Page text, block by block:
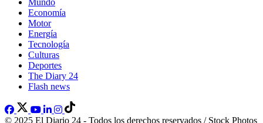
Mundo
Economía
Motor
Energía
Tecnología
Culturas
Deportes
The Diary 24
Flash news
© 2025 El Diario 24 - Todos los derechos reservados / Stock Photos